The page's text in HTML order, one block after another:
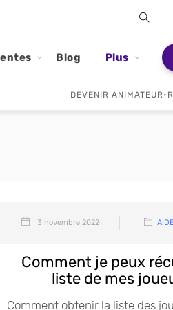
Blog Plus
DEVENIR
3 novembre 2022
Comment je peux
liste de mes
Comment obtenir la liste des